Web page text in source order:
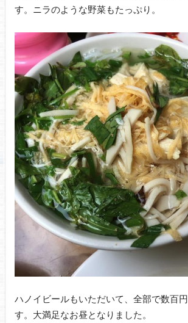
す。ニラのような野菜もたっぷり。
ハノイビールもいただいて、全部で数百
す。大満足なお昼となりました。